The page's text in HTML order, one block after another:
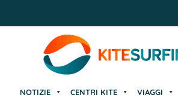
NOTIZIE CENTRI KITE VIAGGI